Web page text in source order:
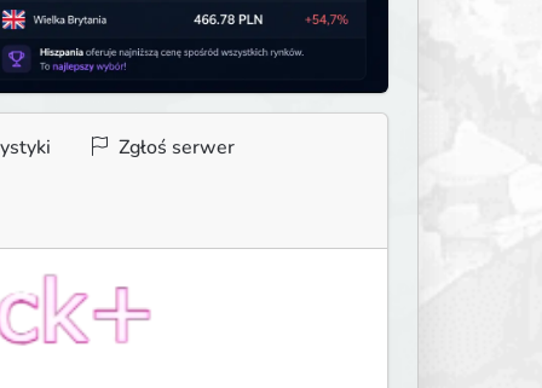
Zgłoś serwer